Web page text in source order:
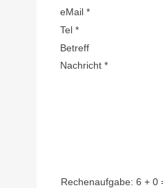
eMail *
Tel *
Betreff
Nachricht *
Rechenaufgabe: 6 + 0